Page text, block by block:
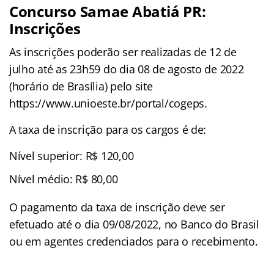
Concurso Samae Abatiá PR:
Inscrições
As inscrições poderão ser realizadas de 12 de
julho até as 23h59 do dia 08 de agosto de 2022
(horário de Brasília) pelo site
https://www.unioeste.br/portal/cogeps.
A taxa de inscrição para os cargos é de:
Nível superior: R$ 120,00
Nível médio: R$ 80,00
O pagamento da taxa de inscrição deve ser
efetuado até o dia 09/08/2022, no Banco do Brasil
ou em agentes credenciados para o recebimento.